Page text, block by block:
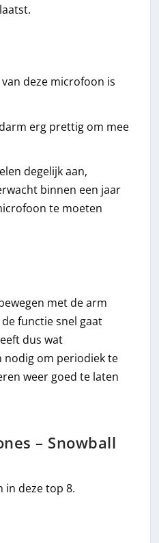
deze microfoon is
erg prettig om mee
degelijk aan,
binnen een jaar
te moeten
met de arm
functie snel gaat
dus wat
nodig om periodiek te
weer goed te laten
– Snowball
in deze top 8.